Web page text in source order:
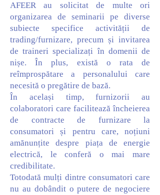
AFEER au solicitat de multe ori
organizarea de seminarii pe diverse
subiecte specifice activității de
trading/furnizare, precum și invitarea
de traineri specializați în domenii de
nișe. În plus, există o rata de
reîmprospătare a personalului care
necesită o pregătire de bază.
În același timp, furnizorii au
colaboratori care facilitează încheierea
de contracte de furnizare la
consumatori și pentru care, noțiuni
amănunțite despre piața de energie
electrică, le conferă o mai mare
credibilitate.
Totodată mulți dintre consumatori care
nu au dobândit o putere de negociere